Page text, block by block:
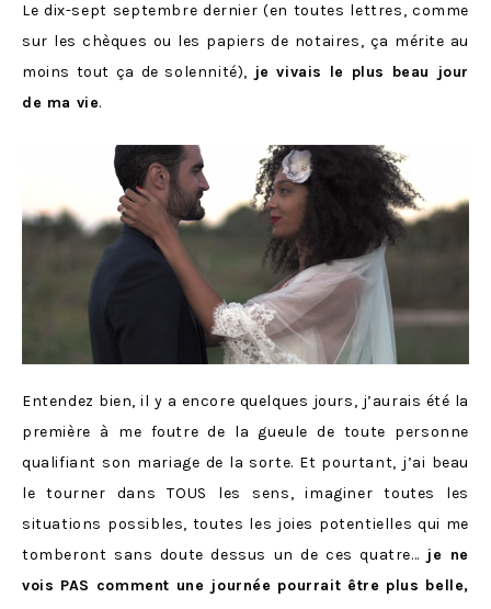
Le dix-sept septembre dernier (en toutes lettres, comme
sur les chèques ou les papiers de notaires, ça mérite au
moins tout ça de solennité), je vivais le plus beau jour
de ma vie.
Entendez bien, il y a encore quelques jours, j’aurais été la
première à me foutre de la gueule de toute personne
qualifiant son mariage de la sorte. Et pourtant, j’ai beau
le tourner dans TOUS les sens, imaginer toutes les
situations possibles, toutes les joies potentielles qui me
tomberont sans doute dessus un de ces quatre… je ne
vois PAS comment une journée pourrait être plus belle,